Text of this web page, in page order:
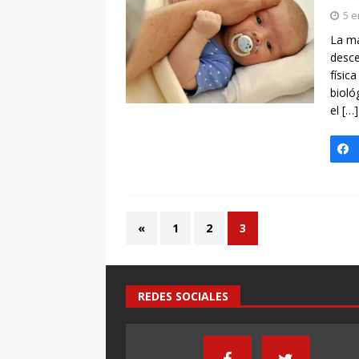
[ 7 enero, 2025 ]
Primaria Prof. Heliodoro
5
La
el […]
« 1 2 3
REDES SOCIALES